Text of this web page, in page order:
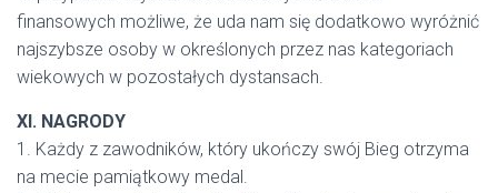
finansowych możliwe, że uda nam się dodatkowo wyróżnić
najszybsze osoby w określonych przez nas kategoriach
wiekowych w pozostałych dystansach.
XI. NAGRODY
1. Każdy z zawodników, który ukończy swój Bieg otrzyma
na mecie pamiątkowy medal.